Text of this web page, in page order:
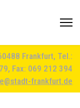
Frankfurt, Tel.:
Fax: 069 212 394
frankfurt.de